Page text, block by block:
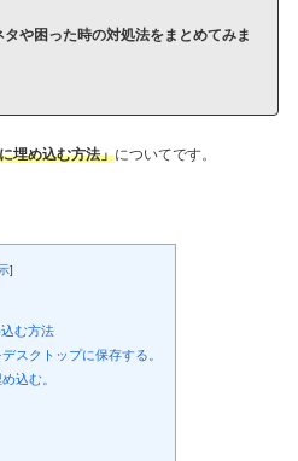
や困った時の対処法をまとめてみま
埋め込む方法」についてです。
]
む方法
スクトップに保存する。
込む。